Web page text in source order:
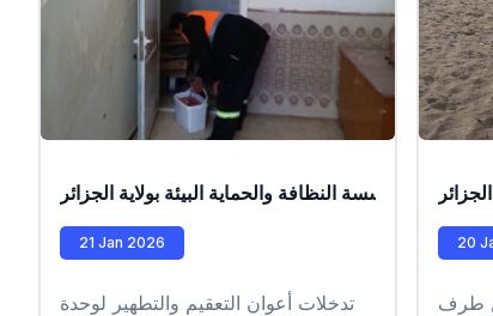
تندرج
جيل
محيطه
عمال مؤسسة النظافة والحماية البيئة بولاية الجزائر
21 Jan 2026
تدخلات أعوان التعقيم والتطهير لوحدة
20
طرف